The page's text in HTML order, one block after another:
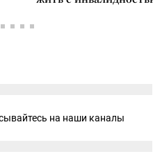
на наши каналы